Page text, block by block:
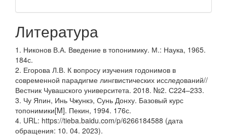
Литература
1. Никонов В.А. Введение в топонимику. М.: Наука, 1965.
184с.
2. Егорова Л.В. К вопросу изучения годонимов в
современной парадигме лингвистических исследований//
Вестник Чувашского университета. 2018. №2. С224–233.
3. Чу Япин, Инь Чжункэ, Сунь Донху. Базовый курс
топонимики[M]. Пекин, 1994. 176с.
4. URL: https://tieba.baidu.com/p/6266184588 (дата
обращения: 10. 04. 2023).